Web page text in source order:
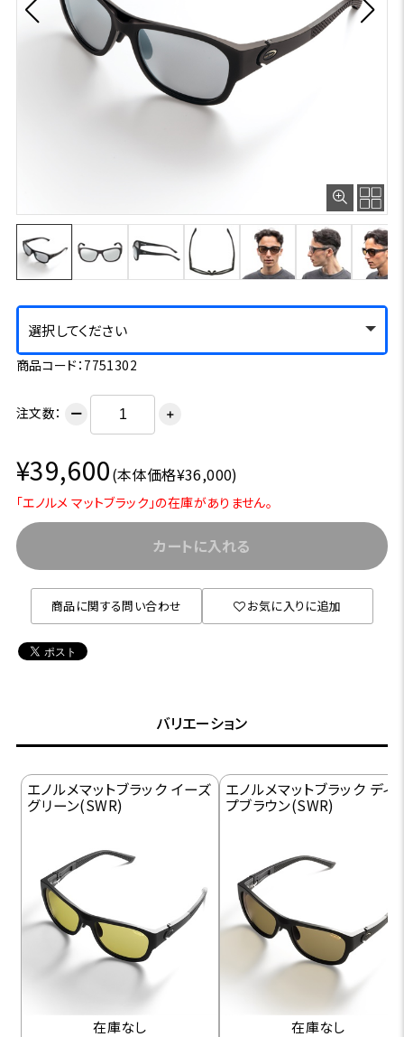
選択してください
商品コード：7751302
注文数： ー ＋
¥39,600(本体価格¥36,000)
「エノルメ マットブラック」の在庫がありません。
カートに入れる
商品に関する問い合わせ お気に入りに追加
バリエーション
エノルメマットブラック イーズ
グリーン(SWR)
在庫なし
エノルメマットブラック ディ
プブラウン(SWR)
在庫なし